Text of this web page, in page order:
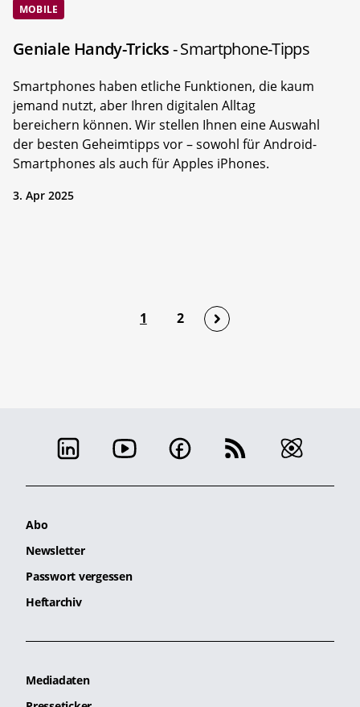
MOBILE
Geniale Handy-Tricks- Smartphone-Tipps
Smartphones haben etliche Funktionen, die kaum
jemand nutzt, aber Ihren digitalen Alltag
bereichern können. Wir stellen Ihnen eine Auswahl
der besten Geheimtipps vor – sowohl für Android-
Smartphones als auch für Apples iPhones.
3. Apr 2025
1 2
Abo
Newsletter
Passwort vergessen
Heftarchiv
Mediadaten